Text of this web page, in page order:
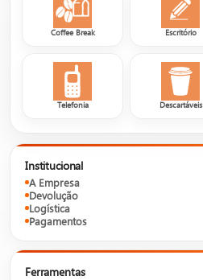
Coffee Break Escritório
Telefonia Descartáveis
Institucional
A Empresa
Devolução
Logística
Pagamentos
Ferramentas